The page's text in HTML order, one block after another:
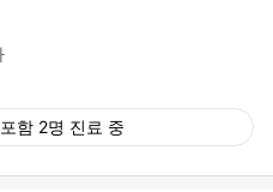
함 2명 진료 중